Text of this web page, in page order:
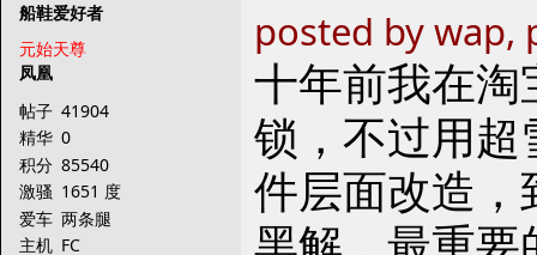
船鞋爱好者
元始天尊
凤凰
帖子 41904
精华 0
积分 85540
激骚 1651 度
爱车 两条腿
主机 FC
posted by wap,
十年前我在
锁，不过用
件层面改造